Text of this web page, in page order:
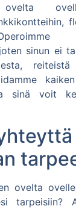
ovelta
sinun ei
sinä voit
ovelta
tarpeisiin?